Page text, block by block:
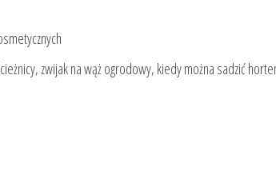
zwijak na wąż ogrodowy, kiedy można sadzić